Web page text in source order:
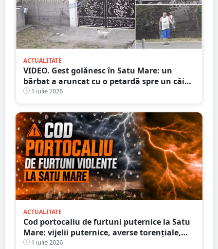
ACTUALITATE
VIDEO. Gest golănesc în Satu Mare: un
bărbat a aruncat cu o petardă spre un câine
aflat într-o curte. Fapta poate atrage
răspunderea penală
1 iulie 2026
ACTUALITATE
Cod portocaliu de furtuni puternice la Satu
Mare: vijelii puternice, averse torențiale,
grindină și frecvente descărcări electrice
1 iulie 2026